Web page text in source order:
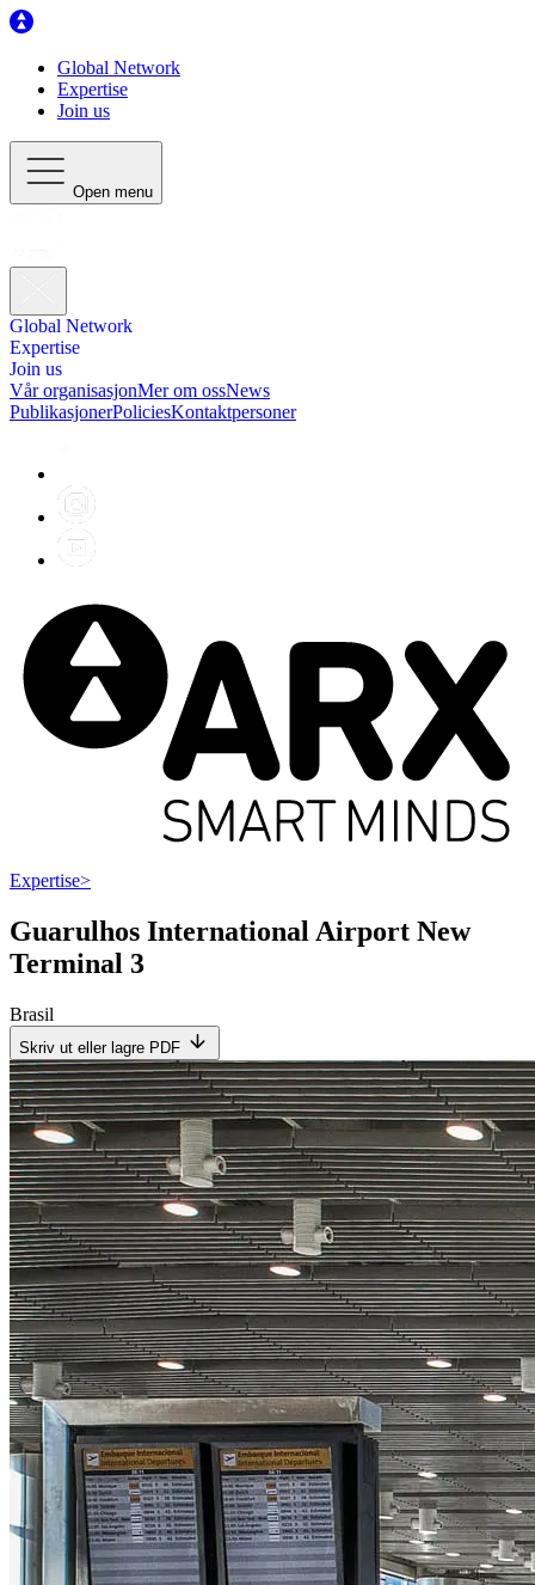
Global Network
Expertise
Join us
Open menu
Global Network
Expertise
Join us
Vår organisasjonMer om ossNews
PublikasjonerPoliciesKontaktpersoner
Expertise>
Guarulhos International Airport New
Terminal 3
Brasil
Skriv ut eller lagre PDF